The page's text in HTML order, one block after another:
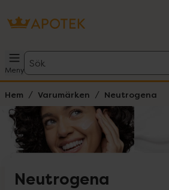
Meny
Sök
Hem Varumärken Neutrogena
Neutrogena